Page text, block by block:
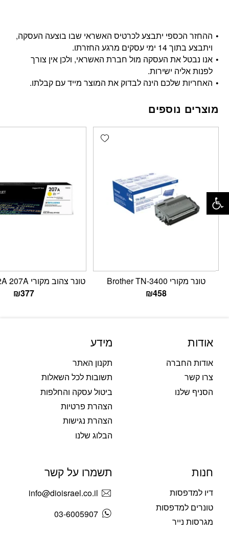
ההחזר הכספי יתבצע לכרטיס האשראי שבו בוצעה העסקה,
ויתבצע בתוך 14 ימי עסקים מרגע החזרתו.
אנו נבטל את העסקה מול חברת האשראי, ולכן אין צורך
לפנות אליה ישירות.
האחריות שלכם הינה לבדוק את המוצר מייד עם קבלתו.
מוצרים נוספים
Add wishlist
טונר מקורי Brother TN-3400
₪458
טונר צהוב מקורי HP W2212A 207A
₪377
אודות
אודות החברה
צרו קשר
הסניף שלנו
מידע
תקנון האתר
תשובות לכל השאלות
ביטול עסקה והחלפות
הצהרת פרטיות
הצהרת נגישות
הבלוג שלנו
חנות
דיו למדפסות
טונרים למדפסות
מגרסות נייר
תשמרו על קשר
info@dioisrael.co.il
03-6005907
פתח סרגל נגישות